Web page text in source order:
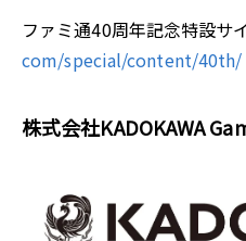
ファミ通40周年記念特設サ
com/special/content/40th/
株式会社KADOKAWA